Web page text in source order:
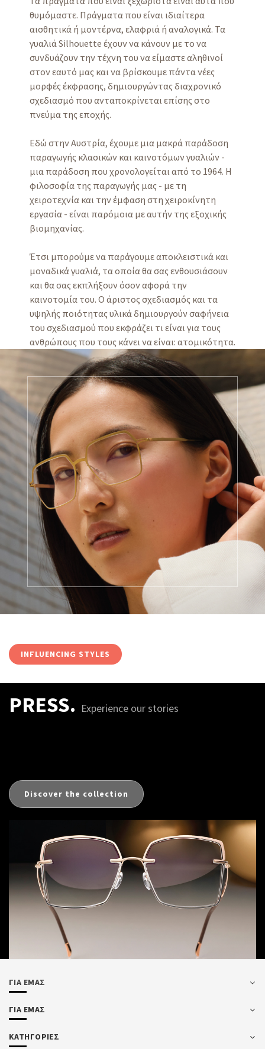
θυμόμαστε. Πράγματα που είναι ιδιαίτερα
αισθητικά ή μοντέρνα, ελαφριά ή αναλογικά. Τα
γυαλιά Silhouette έχουν να κάνουν με το να
συνδυάζουν την τέχνη του να είμαστε αληθινοί
στον εαυτό μας και να βρίσκουμε πάντα νέες
μορφές έκφρασης, δημιουργώντας διαχρονικό
σχεδιασμό που ανταποκρίνεται επίσης στο
πνεύμα της εποχής.
Εδώ στην Αυστρία, έχουμε μια μακρά παράδοση
παραγωγής κλασικών και καινοτόμων γυαλιών -
μια παράδοση που χρονολογείται από το 1964. Η
φιλοσοφία της παραγωγής μας - με τη
χειροτεχνία και την έμφαση στη χειροκίνητη
εργασία - είναι παρόμοια με αυτήν της εξοχικής
βιομηχανίας.
Έτσι μπορούμε να παράγουμε αποκλειστικά και
μοναδικά γυαλιά, τα οποία θα σας ενθουσιάσουν
και θα σας εκπλήξουν όσον αφορά την
καινοτομία του. Ο άριστος σχεδιασμός και τα
υψηλής ποιότητας υλικά δημιουργούν σαφήνεια
του σχεδιασμού που εκφράζει τι είναι για τους
ανθρώπους που τους κάνει να είναι: ατομικότητα.
INFLUENCING STYLES
PRESS. Experience our stories
Discover the collection
ΓΙΑ ΕΜΑΣ
ΓΙΑ ΕΜΑΣ
ΚΑΤΗΓΟΡΙΕΣ